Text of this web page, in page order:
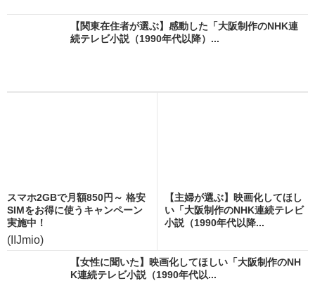
【関東在住者が選ぶ】感動した「大阪制作のNHK連
続テレビ小説（1990年代以降）...
スマホ2GBで月額850円～ 格安
SIMをお得に使うキャンペーン
実施中！
(IIJmio)
【主婦が選ぶ】映画化してほし
い「大阪制作のNHK連続テレビ
小説（1990年代以降...
【女性に聞いた】映画化してほしい「大阪制作のNH
K連続テレビ小説（1990年代以...